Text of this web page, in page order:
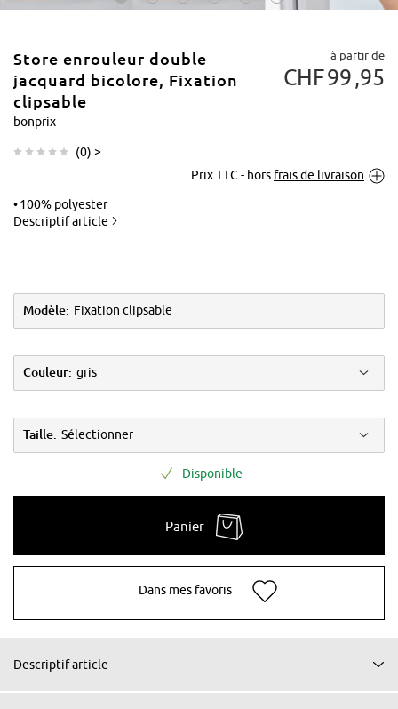
Store enrouleur double
jacquard bicolore, Fixation
clipsable
bonprix
(0) >
à partir de
CHF99 95
Prix TTC - hors frais de livraison
100% polyester
Descriptif article
Modèle: Fixation clipsable
Couleur: gris
Taille: Sélectionner
Disponible
Panier
Dans mes favoris
Descriptif article